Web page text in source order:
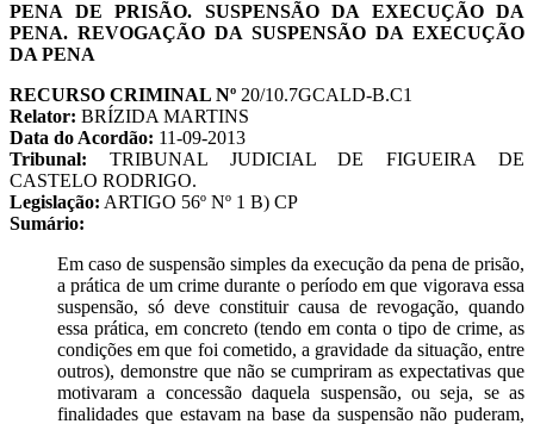
PENA DE PRISÃO. SUSPENSÃO DA EXECUÇÃO DA
PENA. REVOGAÇÃO DA SUSPENSÃO DA EXECUÇÃO
DA PENA
RECURSO CRIMINAL Nº 20/10.7GCALD-B.C1
Relator: BRÍZIDA MARTINS
Data do Acordão: 11-09-2013
Tribunal: TRIBUNAL JUDICIAL DE FIGUEIRA DE
CASTELO RODRIGO.
Legislação: ARTIGO 56º Nº 1 B) CP
Sumário:
Em caso de suspensão simples da execução da pena de prisão,
a prática de um crime durante o período em que vigorava essa
suspensão, só deve constituir causa de revogação, quando
essa prática, em concreto (tendo em conta o tipo de crime, as
condições em que foi cometido, a gravidade da situação, entre
outros), demonstre que não se cumpriram as expectativas que
motivaram a concessão daquela suspensão, ou seja, se as
finalidades que estavam na base da suspensão não puderam,